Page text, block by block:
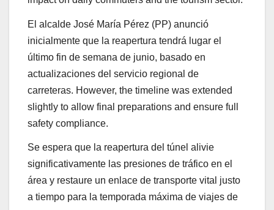
El alcalde José María Pérez (PP) anunció
inicialmente que la reapertura tendrá lugar el
último fin de semana de junio, basado en
actualizaciones del servicio regional de
carreteras. However, the timeline was extended
slightly to allow final preparations and ensure full
safety compliance.
Se espera que la reapertura del túnel alivie
significativamente las presiones de tráfico en el
área y restaure un enlace de transporte vital justo
a tiempo para la temporada máxima de viajes de